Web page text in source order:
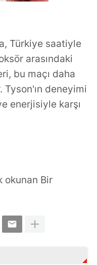
Türkiye saatiyle
arasındaki
bu maçı daha
deneyimi
enerjisiyle karşı
okunan Bir